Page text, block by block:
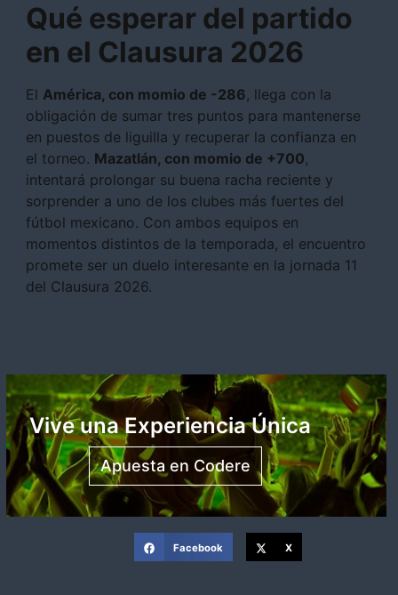
Qué esperar del partido
en el Clausura 2026
El América, con momio de -286, llega con la
obligación de sumar tres puntos para mantenerse
en puestos de liguilla y recuperar la confianza en
el torneo. Mazatlán, con momio de +700,
intentará prolongar su buena racha reciente y
sorprender a uno de los clubes más fuertes del
fútbol mexicano. Con ambos equipos en
momentos distintos de la temporada, el encuentro
promete ser un duelo interesante en la jornada 11
del Clausura 2026.
Vive una Experiencia Única
Apuesta en Codere
Facebook X